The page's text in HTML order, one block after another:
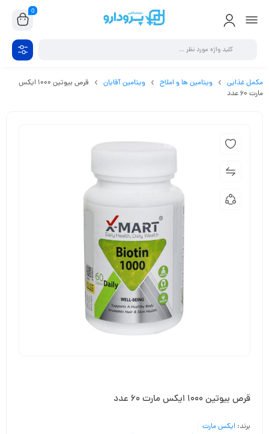
0
مکمل غذایی ویتامین ها و املاح ویتامین آقایان
قرص بیوتین 1000 ایکس
مارت 60 عدد
قرص بیوتین 1000 ایکس مارت 60 عدد
برند: ایکس مارت